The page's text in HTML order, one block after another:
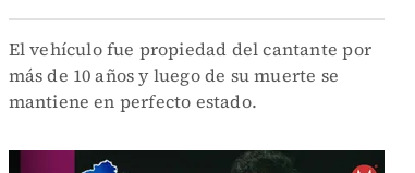
El vehículo fue propiedad del cantante por
más de 10 años y luego de su muerte se
mantiene en perfecto estado.